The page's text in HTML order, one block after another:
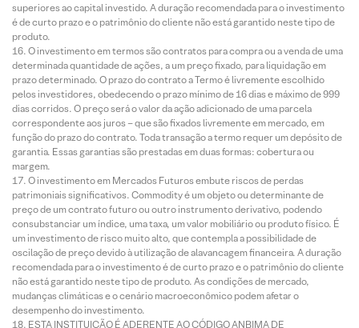
superiores ao capital investido. A duração recomendada para o investimento
é de curto prazo e o patrimônio do cliente não está garantido neste tipo de
produto.
O investimento em termos são contratos para compra ou a venda de uma
determinada quantidade de ações, a um preço fixado, para liquidação em
prazo determinado. O prazo do contrato a Termo é livremente escolhido
pelos investidores, obedecendo o prazo mínimo de 16 dias e máximo de 999
dias corridos. O preço será o valor da ação adicionado de uma parcela
correspondente aos juros – que são fixados livremente em mercado, em
função do prazo do contrato. Toda transação a termo requer um depósito de
garantia. Essas garantias são prestadas em duas formas: cobertura ou
margem.
O investimento em Mercados Futuros embute riscos de perdas
patrimoniais significativos. Commodity é um objeto ou determinante de
preço de um contrato futuro ou outro instrumento derivativo, podendo
consubstanciar um índice, uma taxa, um valor mobiliário ou produto físico. É
um investimento de risco muito alto, que contempla a possibilidade de
oscilação de preço devido à utilização de alavancagem financeira. A duração
recomendada para o investimento é de curto prazo e o patrimônio do cliente
não está garantido neste tipo de produto. As condições de mercado,
mudanças climáticas e o cenário macroeconômico podem afetar o
desempenho do investimento.
ESTA INSTITUIÇÃO É ADERENTE AO CÓDIGO ANBIMA DE